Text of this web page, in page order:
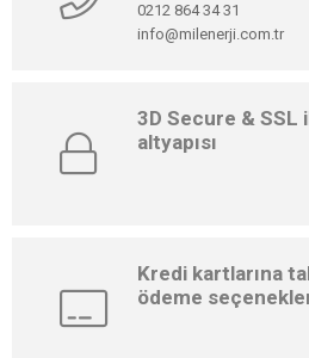
0212 864 34 31
info@milenerji.com.tr
3D Secure & SSL
altyapısı
Kredi kartlarına
ödeme